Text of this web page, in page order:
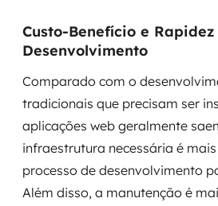
Custo-Benefício e
Desenvolvimento
Comparado com o
tradicionais que precisam ser
aplicações web geralmente
infraestrutura necessária é
processo de desenvolvimento
Além disso, a manutenção é